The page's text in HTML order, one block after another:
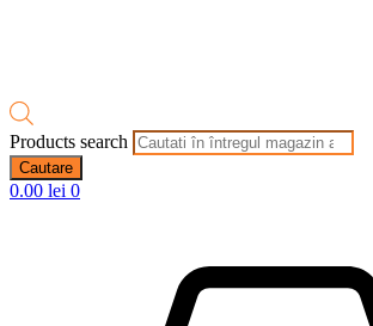
Products search
Cautare
0.00 lei 0